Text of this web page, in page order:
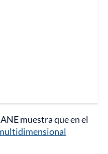
muestra que en el